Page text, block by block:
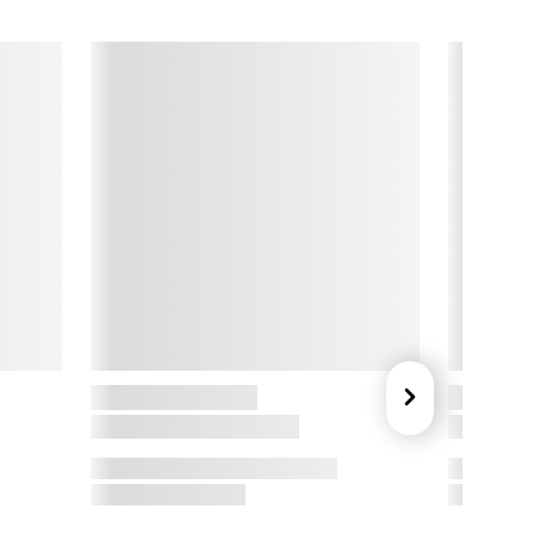
der går i arv fra generation til generation.